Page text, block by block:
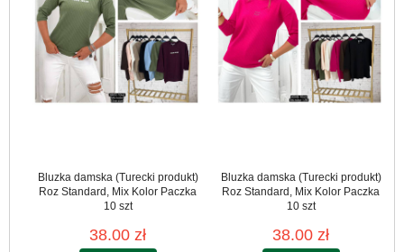
Bluzka damska (Turecki produkt)
Roz Standard, Mix Kolor Paczka
10 szt
38.00 zł
Bluzka damska (Turecki produkt)
Roz Standard, Mix Kolor Paczka
10 szt
38.00 zł